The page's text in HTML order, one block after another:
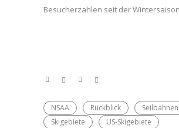
Besucherzahlen seit der
NSAA Rückblick
Seilbahnen
Skigebiete
US-Skigebiete